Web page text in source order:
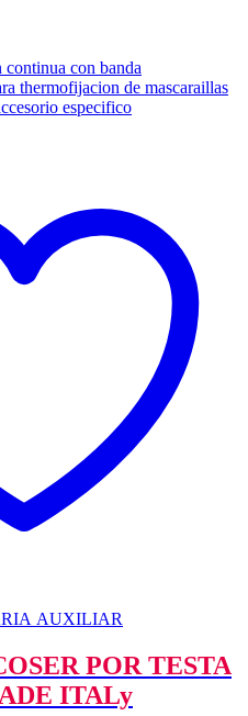
con banda
thermofijacion de mascaraillas
especifico
AUXILIAR
POR TESTA
ITALy